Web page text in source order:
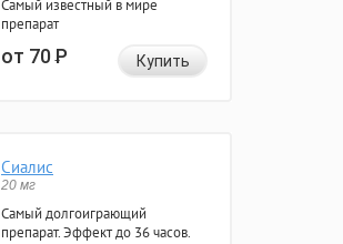
Самый известный в мире
препарат
от 70Р Купить
Сиалис
20 мг
Самый долгоиграющий
препарат. Эффект до 36 часов.